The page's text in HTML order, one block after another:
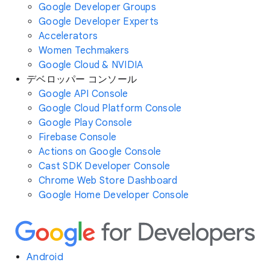
Google Developer Groups
Google Developer Experts
Accelerators
Women Techmakers
Google Cloud & NVIDIA
デベロッパー コンソール
Google API Console
Google Cloud Platform Console
Google Play Console
Firebase Console
Actions on Google Console
Cast SDK Developer Console
Chrome Web Store Dashboard
Google Home Developer Console
Android